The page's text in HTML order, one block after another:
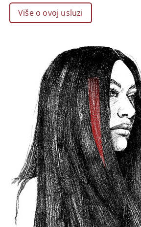
Više o ovoj usluzi